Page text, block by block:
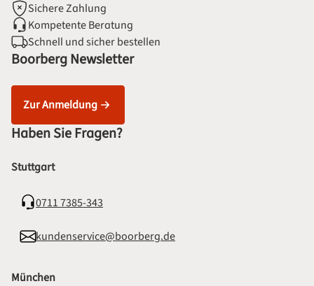
Sichere Zahlung
Kompetente Beratung
Schnell und sicher bestellen
Boorberg Newsletter
Zur Anmeldung
Haben Sie Fragen?
Stuttgart
0711 7385-343
kundenservice@boorberg.de
München